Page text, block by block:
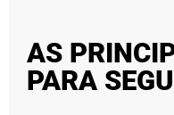
AS
PARA